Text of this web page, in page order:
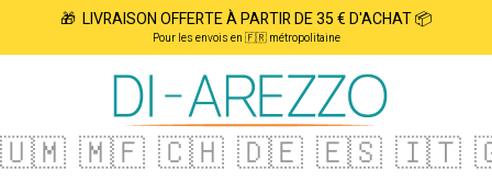
🎁 LIVRAISON OFFERTE À PARTIR DE 35 € D'ACHAT 📦
Pour les envois en 🇫🇷 métropolitaine
🇺🇲 🇲🇫 🇨🇭 🇩🇪 🇪🇸 🇮🇹